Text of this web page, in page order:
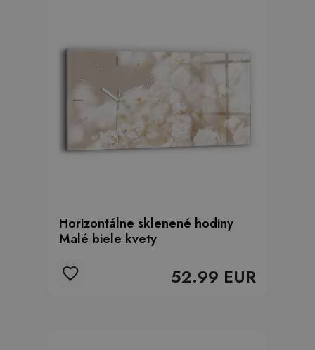
Horizontálne sklenené hodiny
Malé biele kvety
52.99 EUR